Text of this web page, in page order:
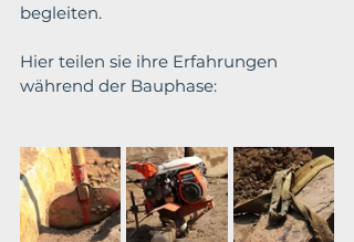
begleiten.
Hier teilen sie ihre Erfahrungen
während der Bauphase: